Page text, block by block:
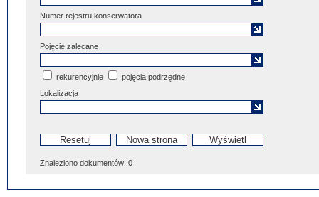
Numer rejestru konserwatora
Pojęcie zalecane
rekurencyjnie
pojęcia podrzędne
Lokalizacja
Znaleziono dokumentów: 0